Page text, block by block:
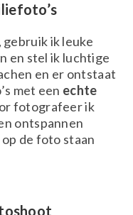
gebruik ik leuke
en stel ik luchtige
en er ontstaat
met een echte
fotografeer ik
ontspannen
de foto staan